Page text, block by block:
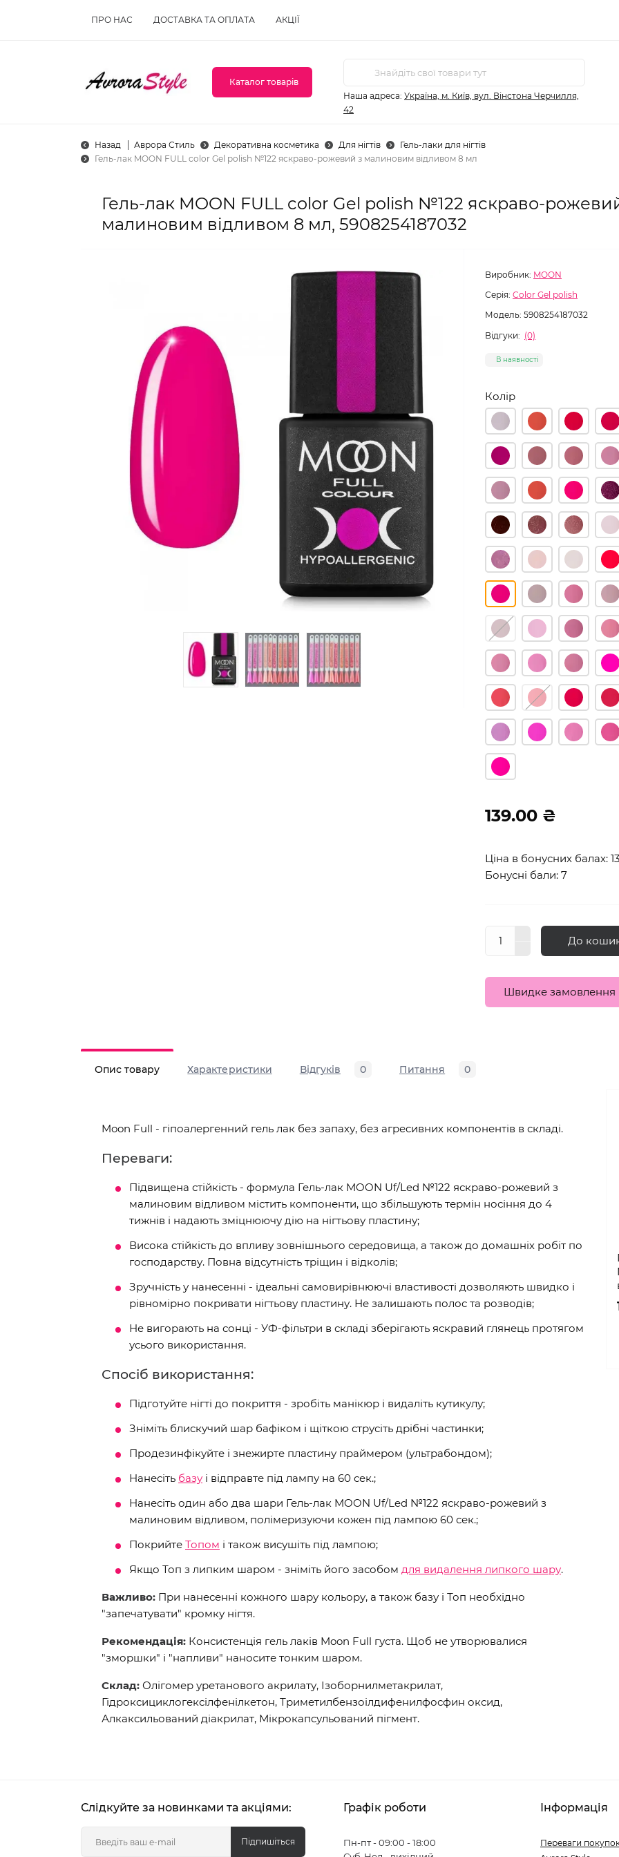
ПРО НАС ДОСТАВКА ТА ОПЛАТА АКЦІЇ
Каталог товарів
Наша адреса: Україна, м. Київ, вул. Вінстона Черчилля,
42
Назад Аврора Стиль Декоративна косметика Для нігтів
Гель-лаки для нігтів
Гель-лак MOON FULL color Gel polish №122 яскраво-рожевий з малиновим відливом 8 мл
Гель-лак MOON FULL color Gel polish №122 яскраво-
малиновим відливом 8 мл, 5908254187032
Виробник: MOON
Серія: Color Gel polish
Модель: 5908254187032
Відгуки: (0)
В наявності
Колір
139.00 ₴
Ціна в бонусних балах:
Бонусні бали: 7
До
Швидке замовлення
Опис товару Характеристики Відгуків 0 Питання 0
Moon Full - гіпоалергенний гель лак без запаху, без агресивних компонентів в складі.
Переваги:
Підвищена стійкість - формула Гель-лак MOON Uf/Led №122 яскраво-рожевий з
малиновим відливом містить компоненти, що збільшують термін носіння до 4
тижнів і надають зміцнюючу дію на нігтьову пластину;
Висока стійкість до впливу зовнішнього середовища, а також до домашніх робіт по
господарству. Повна відсутність тріщин і відколів;
Зручність у нанесенні - ідеальні самовирівнюючі властивості дозволяють швидко і
рівномірно покривати нігтьову пластину. Не залишають полос та розводів;
Не вигорають на сонці - УФ-фільтри в складі зберігають яскравий глянець протягом
усього використання.
Спосіб використання:
Підготуйте нігті до покриття - зробіть манікюр і видаліть кутикулу;
Зніміть блискучий шар бафіком і щіткою струсіть дрібні частинки;
Продезинфікуйте і знежирте пластину праймером (ультрабондом);
Нанесіть базу і відправте під лампу на 60 сек.;
Нанесіть один або два шари Гель-лак MOON Uf/Led №122 яскраво-рожевий з
малиновим відливом, полімеризуючи кожен під лампою 60 сек.;
Покрийте Топом і також висушіть під лампою;
Якщо Топ з липким шаром - зніміть його засобом для видалення липкого шару.
Важливо: При нанесенні кожного шару кольору, а також базу і Топ необхідно
"запечатувати" кромку нігтя.
Рекомендація: Консистенція гель лаків Moon Full густа. Щоб не утворювалися
"зморшки" і "напливи" наносите тонким шаром.
Склад: Олігомер уретанового акрилату, Ізоборнилметакрилат,
Гідроксициклогексілфенілкетон, Триметилбензоілдифенилфосфин оксид,
Алкаксильований діакрилат, Мікрокапсульований пігмент.
Слідкуйте за новинками та акціями:
Підпишіться
Графік роботи
Пн-пт - 09:00 - 18:00
Інформація
Переваги